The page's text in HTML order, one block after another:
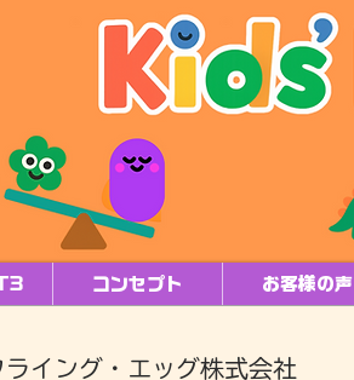
コンセプト お客様の声
イング・エッグ株式会社